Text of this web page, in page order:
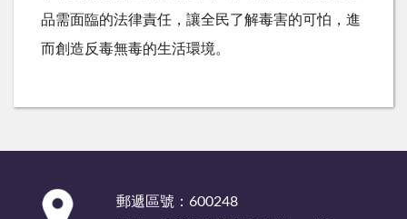
品需面臨的法律責任，讓全民了解毒害的可怕，進
而創造反毒無毒的生活環境。
郵遞區號：600248